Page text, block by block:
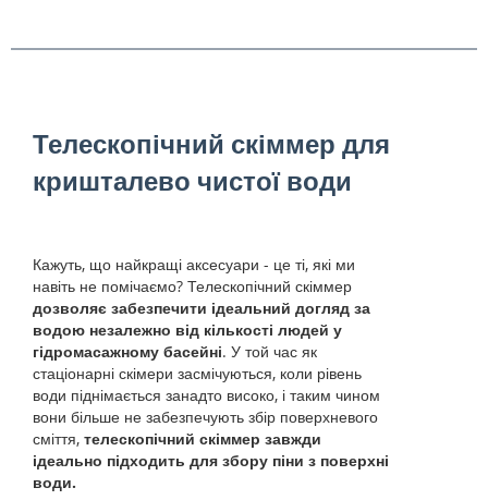
Телескопічний скіммер для
кришталево чистої води
Кажуть, що найкращі аксесуари - це ті, які ми
навіть не помічаємо? Телескопічний скіммер
дозволяє забезпечити ідеальний догляд за
водою незалежно від кількості людей у
гідромасажному басейні. У той час як
стаціонарні скімери засмічуються, коли рівень
води піднімається занадто високо, і таким чином
вони більше не забезпечують збір поверхневого
сміття, телескопічний скіммер завжди
ідеально підходить для збору піни з поверхні
води.